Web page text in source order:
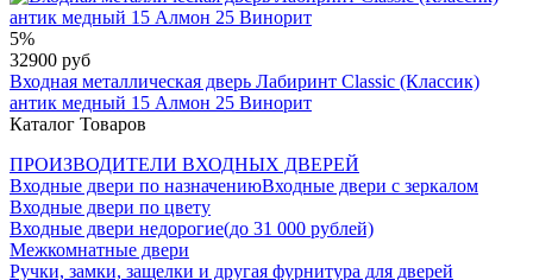
5%
32900 руб
Входная металлическая дверь Лабиринт Classic (Классик)
антик медный 15 Алмон 25 Винорит
Каталог Товаров
ПРОИЗВОДИТЕЛИ ВХОДНЫХ ДВЕРЕЙ
Входные двери по назначениюВходные двери с зеркалом
Входные двери по цвету
Входные двери недорогие(до 31 000 рублей)
Межкомнатные двери
Ручки, замки, защелки и другая фурнитура для дверей